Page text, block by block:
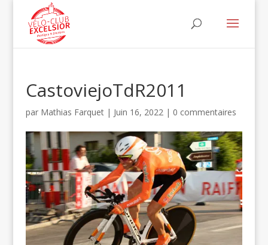
CastoviejoTdR2011
par Mathias Farquet| Juin 16, 2022| 0 commentaires